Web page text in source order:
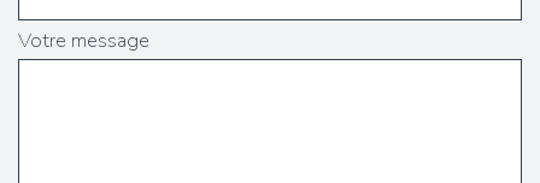
Votre message